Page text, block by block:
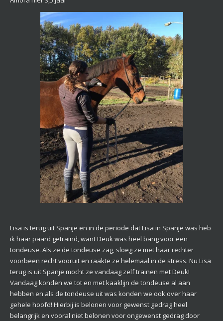
Lisa is terug uit Spanje en in de periode dat Lisa in Spanje was heb
ik haar paard getraind, want Deuk was heel bang voor een
tondeuse. Als ze de tondeuse zag, sloeg ze met haar rechter
voorbeen recht vooruit en raakte ze helemaal in de stress. Nu Lisa
terug is uit Spanje mocht ze vandaag zelf trainen met Deuk!
Vandaag konden we tot en met kaaklijn de tondeuse al aan
hebben en als de tondeuse uit was konden we ook over haar
gehele hoofd! Hierbij is belonen voor gewenst gedrag heel
belangrijk en vooral niet belonen voor ongewenst gedrag door